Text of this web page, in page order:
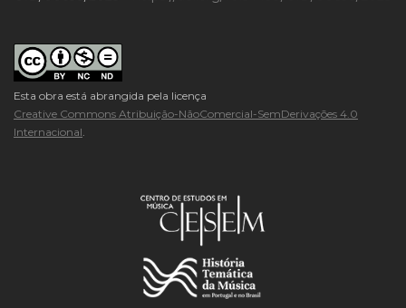
Esta obra está abrangida pela licença
Creative Commons Atribuição-NãoComercial-SemDerivações 4.0
Internacional